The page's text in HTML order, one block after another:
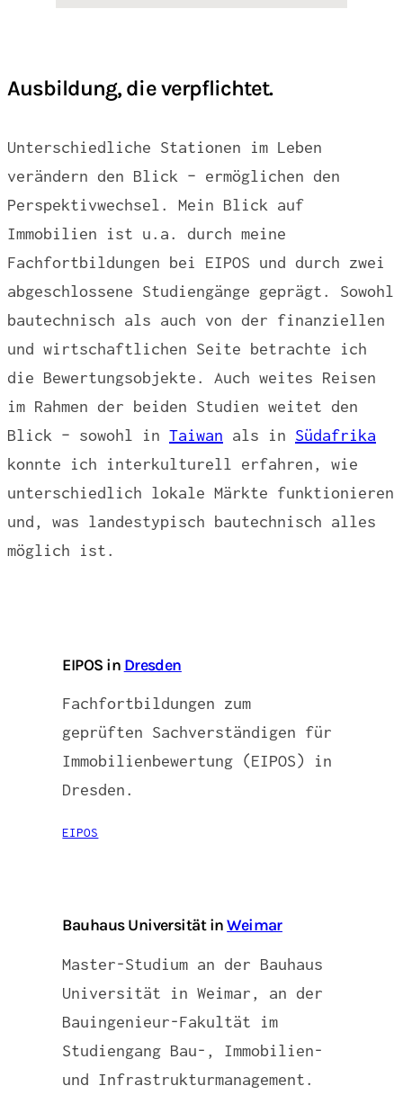
Ausbildung, die verpflichtet.
Unterschiedliche Stationen im Leben
verändern den Blick – ermöglichen den
Perspektivwechsel. Mein Blick auf
Immobilien ist u.a. durch meine
Fachfortbildungen bei EIPOS und durch zwei
abgeschlossene Studiengänge geprägt. Sowohl
bautechnisch als auch von der finanziellen
und wirtschaftlichen Seite betrachte ich
die Bewertungsobjekte. Auch weites Reisen
im Rahmen der beiden Studien weitet den
Blick – sowohl in Taiwan als in Südafrika
konnte ich interkulturell erfahren, wie
unterschiedlich lokale Märkte funktionieren
und, was landestypisch bautechnisch alles
möglich ist.
EIPOS in Dresden
Fachfortbildungen zum
geprüften Sachverständigen für
Immobilienbewertung (EIPOS) in
Dresden.
EIPOS
Bauhaus Universität inWeimar
Master-Studium an der Bauhaus
Universität in Weimar, an der
Bauingenieur-Fakultät im
Studiengang Bau-, Immobilien-
und Infrastrukturmanagement.